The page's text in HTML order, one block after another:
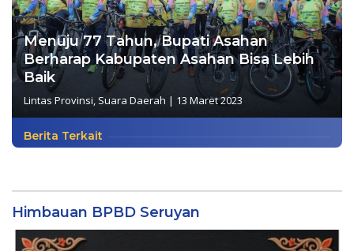
Menuju 77 Tahun, Bupati Asahan
Berharap Kabupaten Asahan Bisa Lebih
Baik
Lintas Provinsi, Suara Daerah | 13 Maret 2023
Berita Terkait
Himbauan BPBD Seruyan